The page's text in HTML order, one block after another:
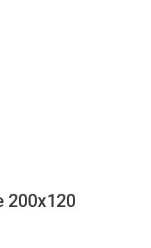
200х120